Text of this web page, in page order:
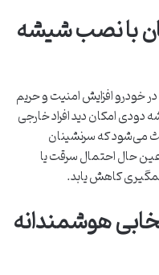
با نصب شیشه
خودرو افزایش امنیت و حریم
امکان دید افراد خارجی
می‌شود که سرنشینان
حال احتمال سرقت یا
کاهش یابد.
هوشمندانه